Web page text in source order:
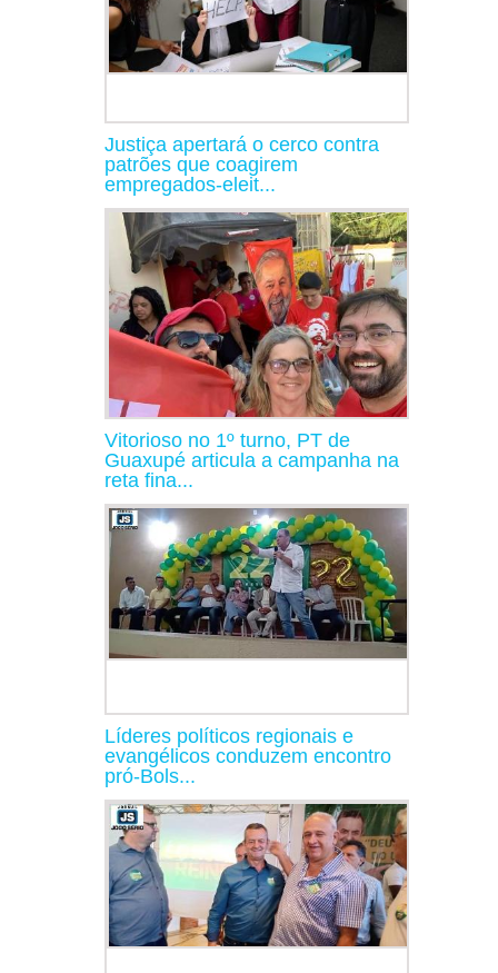
Justiça apertará o cerco contra
patrões que coagirem
empregados-eleit...
Vitorioso no 1º turno, PT de
Guaxupé articula a campanha na
reta fina...
Líderes políticos regionais e
evangélicos conduzem encontro
pró-Bols...